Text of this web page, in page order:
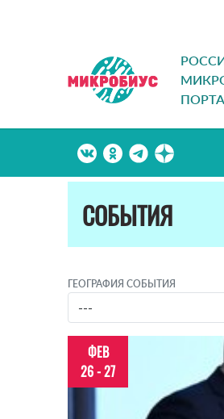
СОБЫТИЯ
ГЕОГРАФИЯ СОБЫТИЯ
ФЕВ
26 - 27